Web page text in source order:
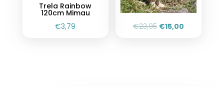
Trela Rainbow
120cm Mimau
€3,79 €23,95 €15,00